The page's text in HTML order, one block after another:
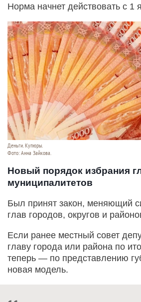
Норма начнет действовать с 1
Деньги. Купюры.
Фото: Анна Зайкова.
Новый порядок избрания
муниципалитетов
Был принят закон, меняющий
глав городов, округов и
Если ранее местный совет
главу города или района по
теперь — по представлению
новая модель.